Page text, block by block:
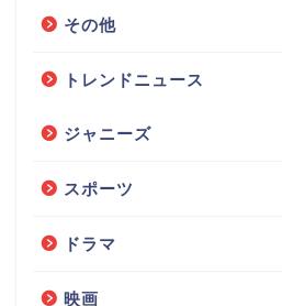
その他
トレンドニュース
ジャニーズ
スポーツ
ドラマ
映画